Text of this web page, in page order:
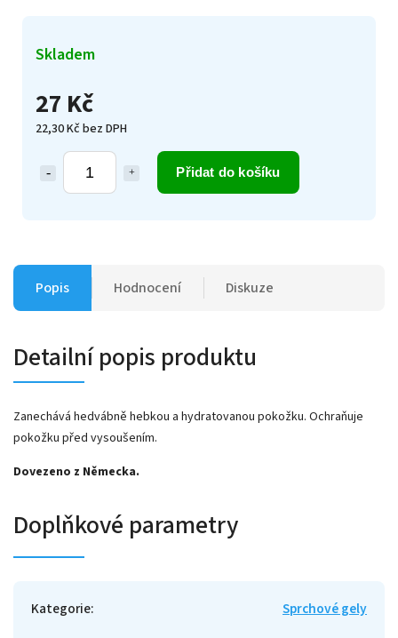
27 Kč
22,30 Kč bez DPH
Přidat do košíku
Skladem
Popis Hodnocení Diskuze
Detailní popis produktu
Zanechává hedvábně hebkou a hydratovanou pokožku. Ochraňuje
pokožku před vysoušením.
Dovezeno z Německa.
Doplňkové parametry
Kategorie:
Sprchové gely